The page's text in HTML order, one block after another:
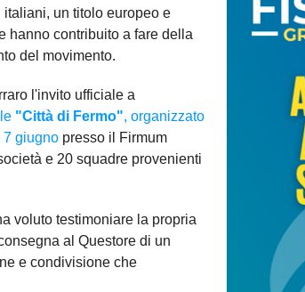
un titolo europeo e
hanno contribuito a fare della
del movimento.
l'invito ufficiale a
"Città di Fermo", organizzato
7 giugno presso il Firmum
e 20 squadre provenienti
voluto testimoniare la propria
al Questore di un
e condivisione che